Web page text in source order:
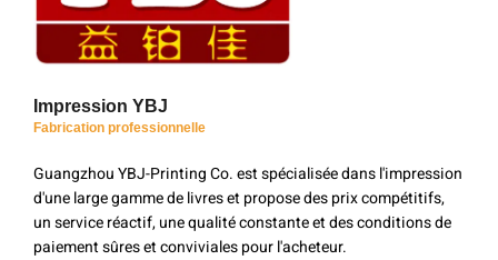
Impression YBJ
Fabrication professionnelle
Guangzhou YBJ-Printing Co. est spécialisée dans l'impression
d'une large gamme de livres et propose des prix compétitifs,
un service réactif, une qualité constante et des conditions de
paiement sûres et conviviales pour l'acheteur.